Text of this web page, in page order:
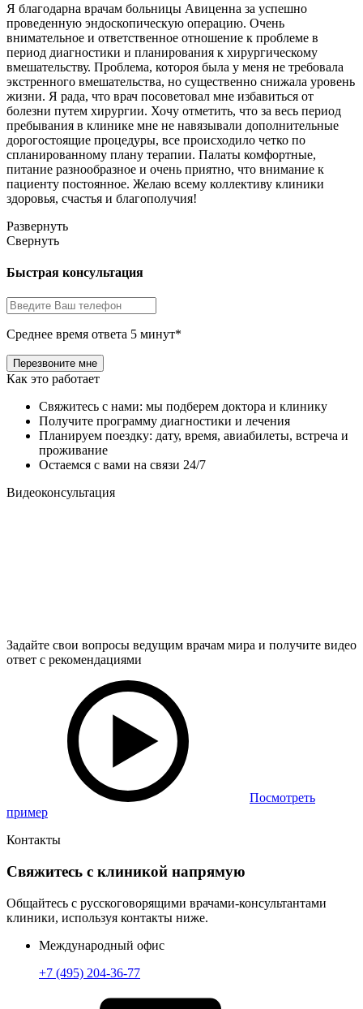
Я благодарна врачам больницы Авиценна за успешно
проведенную эндоскопическую операцию. Очень
внимательное и ответственное отношение к проблеме в
период диагностики и планирования к хирургическому
вмешательству. Проблема, котороя была у меня не требовала
экстренного вмешательства, но существенно снижала уровень
жизни. Я рада, что врач посоветовал мне избавиться от
болезни путем хирургии. Хочу отметить, что за весь период
пребывания в клинике мне не навязывали дополнительные
дорогостоящие процедуры, все происходило четко по
спланированному плану терапии. Палаты комфортные,
питание разнообразное и очень приятно, что внимание к
пациенту постоянное. Желаю всему коллективу клиники
здоровья, счастья и благополучия!
Развернуть
Свернуть
Быстрая консультация
Среднее время ответа 5 минут*
Как это работает
Свяжитесь с нами: мы подберем доктора и клинику
Получите программу диагностики и лечения
Планируем поездку: дату, время, авиабилеты, встреча и
проживание
Остаемся с вами на связи 24/7
Видеоконсультация
Задайте свои вопросы ведущим врачам мира и получите видео
ответ с рекомендациями
Посмотреть
пример
Контакты
Свяжитесь с клиникой напрямую
Общайтесь с русскоговорящими врачами-консультантами
клиники, используя контакты ниже.
Международный офис
+7 (495) 204-36-77